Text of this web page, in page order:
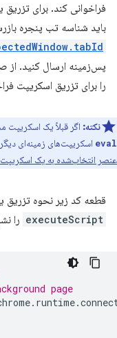
باید شناسه تب پنجره
پس‌زمینه ارسال کنید. از
را برای تزریق اسکریپت
نکته: اگر قبلاً یک اسکریپت
eval اسکریپت‌های زمینه‌ای
عنصر انتخاب‌شده به یک
قطعه کد زیر نحوه تزریق
executeScript را
page
. runtime.